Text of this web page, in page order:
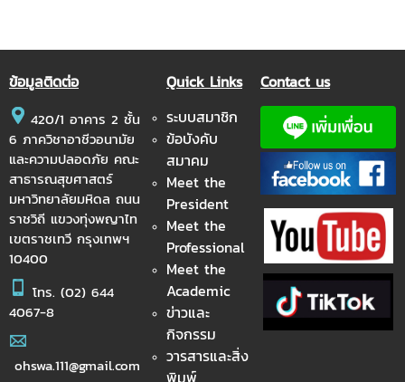
ข้อมูลติดต่อ
420/1 อาคาร 2 ชั้น
6 ภาควิชาอาชีวอนามัย
และความปลอดภัย คณะ
สาธารณสุขศาสตร์
มหาวิทยาลัยมหิดล ถนน
ราชวิถี แขวงทุ่งพญาไท
เขตราชเทวี กรุงเทพฯ
10400
โทร. (02) 644
4067-8
ohswa.111@gmail.com
Quick Links
ระบบสมาชิก
ข้อบังคับ
สมาคม
Meet the
President
Meet the
Professional
Meet the
Academic
ข่าวและ
กิจกรรม
วารสารและสิ่ง
พิมพ์
Contact us